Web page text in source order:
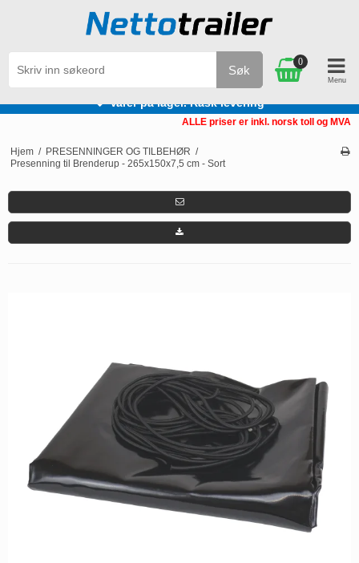
Varer på lager. Rask levering
Søk
0
ALLE priser er inkl. norsk toll og MVA
Hjem / PRESENNINGER OG TILBEHØR /
Presenning til Brenderup - 265x150x7,5 cm - Sort